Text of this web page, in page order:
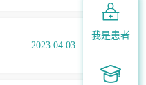
2023.04.03

我是患者
